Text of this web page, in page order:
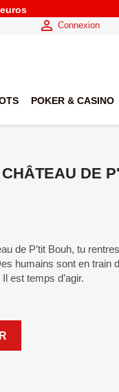
 Connexion
POKER & CASINO
DE
de P’tit Bouh, tu
humains sont en train
est temps d’agir.